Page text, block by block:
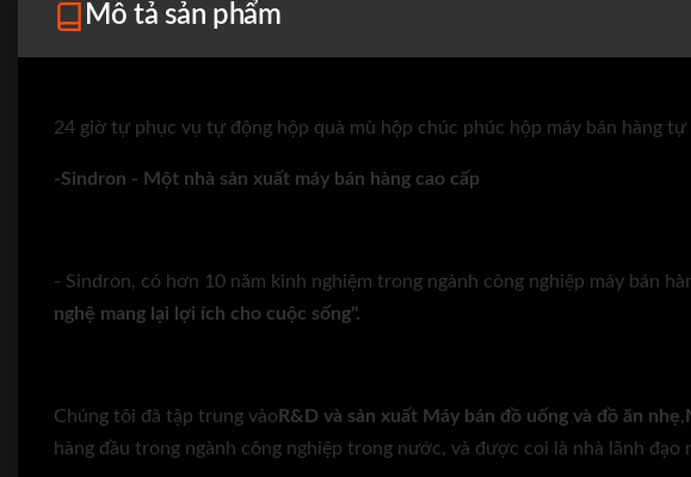
Mô tả sản phẩm
24 giờ tự phục vụ tự động hộp quà mù hộp chúc phúc hộp máy bán hàng tự
-Sindron - Một nhà sản xuất máy bán hàng cao cấp
- Sindron, có hơn 10 năm kinh nghiệm trong ngành công nghiệp máy bán
nghệ mang lại lợi ích cho cuộc sống".
Chúng tôi đã tập trung vào R&D và sản xuất Máy bán đồ uống và đồ ăn nhẹ,
hàng đầu trong ngành công nghiệp trong nước, và được coi là nhà lãnh